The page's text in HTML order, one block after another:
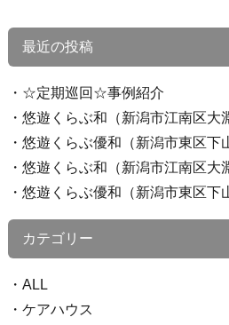
最近の投稿
☆定期巡回☆事例紹介
悠遊くらぶ和（新潟市江南区
悠遊くらぶ優和（新潟市東区
悠遊くらぶ和（新潟市江南区
悠遊くらぶ優和（新潟市東区
カテゴリー
ALL
ケアハウス